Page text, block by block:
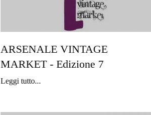
ARSENALE VINTAGE
MARKET - Edizione 7
Leggi tutto...